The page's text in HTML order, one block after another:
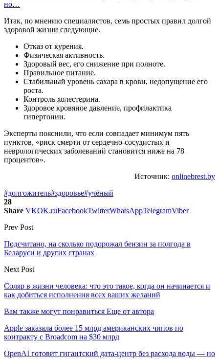
но…
Итак, по мнению специалистов, семь простых правил долгой
здоровой жизни следующие.
Отказ от курения.
Физическая активность.
Здоровый вес, его снижение при полноте.
Правильное питание.
Стабильный уровень сахара в крови, недопущение его
роста.
Контроль холестерина.
Здоровое кровяное давление, профилактика
гипертонии.
Эксперты пояснили, что если совпадает минимум пять
пунктов, «риск смерти от сердечно-сосудистых и
неврологических заболеваний становится ниже на 78
процентов».
Источник: onlinebrest.by
#долгожитель#здоровье#учёный
28
Share VKOK.ruFacebookTwitterWhatsAppTelegramViber
Prev Post
Подсчитано, на сколько подорожал бензин за полгода в
Беларуси и других странах
Next Post
Соляр в жизни человека: что это такое, когда он начинается и
как добиться исполнения всех ваших желаний
Вам также могут понравиться Еще от автора
Apple заказала более 15 млрд американских чипов по
контракту с Broadcom на $30 млрд
OpenAI готовит гигантский дата-центр без расхода воды — но